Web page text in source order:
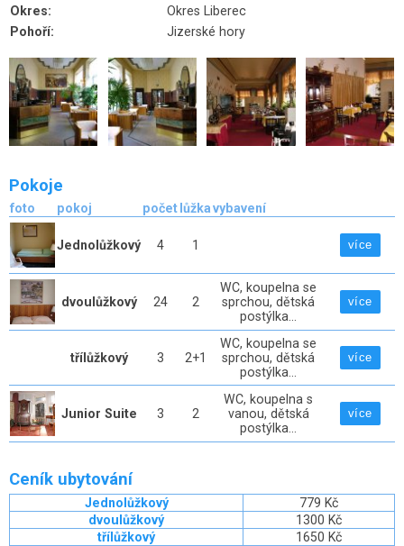
Okres:
Okres Liberec
Pohoří:
Jizerské hory
Pokoje
foto pokoj počet lůžkavybavení
Jednolůžkový 4 1 více
dvoulůžkový 24 2
WC, koupelna se
sprchou, dětská
postýlka...
více
třílůžkový 3 2+1
WC, koupelna se
sprchou, dětská
postýlka...
více
Junior Suite 3 2
WC, koupelna s
vanou, dětská
postýlka...
více
Ceník ubytování
Jednolůžkový
779 Kč
dvoulůžkový
1300 Kč
třílůžkový
1650 Kč